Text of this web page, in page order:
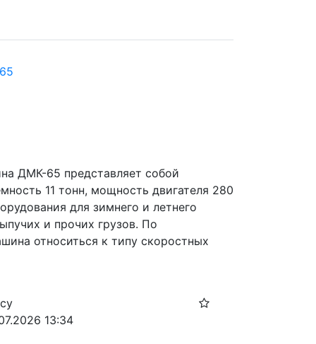
ДМК-65 представляет собой
11 тонн, мощность двигателя 280
для зимнего и летнего
и прочих грузов. По
относиться к типу скоростных
13:34